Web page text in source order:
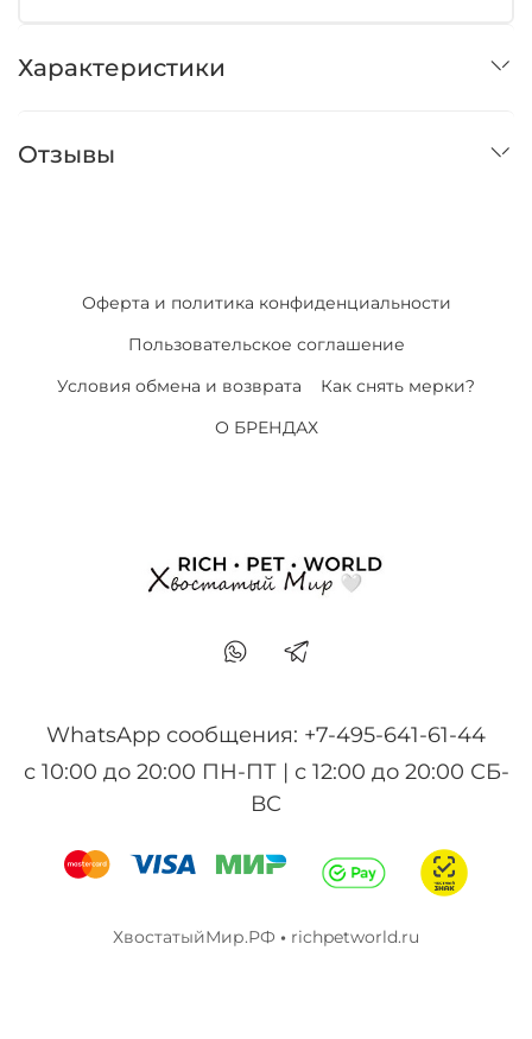
Характеристики
Отзывы
Оферта и политика конфиденциальности
Пользовательское соглашение
Условия обмена и возврата
Как снять мерки?
О БРЕНДАХ
WhatsApp сообщения: +7-495-641-61-44
с 10:00 до 20:00 ПН-ПТ | с 12:00 до 20:00 СБ-
ВС
ХвостатыйМир.РФ • richpetworld.ru